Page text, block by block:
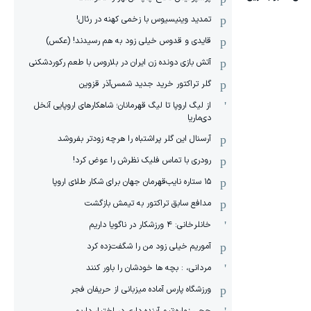
تمدید وینیسیوس با زخمی کهنه در رئال!
قایدی و قدوس خیلی زود به هم رسیدند! (عکس)
آتش بازی دونده زن ایران در بلاروس با طعم رکوردشکنی
گلر تراکتور خرید جدید شمس‌آذر قزوین
از لیگ اروپا تا لیگ قهرمانان؛ شاهکارهای اروپایی آنخل
دی‌ماریا
آرسنال این گلر پراشتباه را هرچه زودتر بفروشد
رودری با تماس فلیک نظرش را عوض کرد!
١۵ ستاره نایب‌قهرمان جهان برای شکار طلای اروپا
مدافع سابق تراکتور به تیمش بازگشت
خانلرخانی: ۴ ورزشکار در ناگویا داریم
آموریم خیلی زود من را شگفت‌زده کرد
مردانی، : بچه ها خودشان را باور کنند
ورزشگاه پارس آماده میزبانی از حریفان فجر